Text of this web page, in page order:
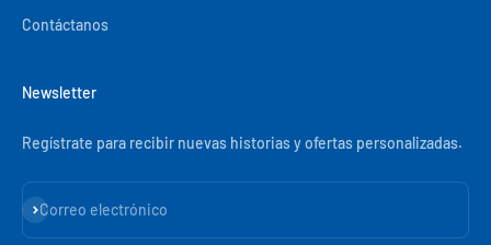
Contáctanos
Newsletter
Regístrate para recibir nuevas historias y ofertas personalizadas.
Correo electrónico
Suscribirse